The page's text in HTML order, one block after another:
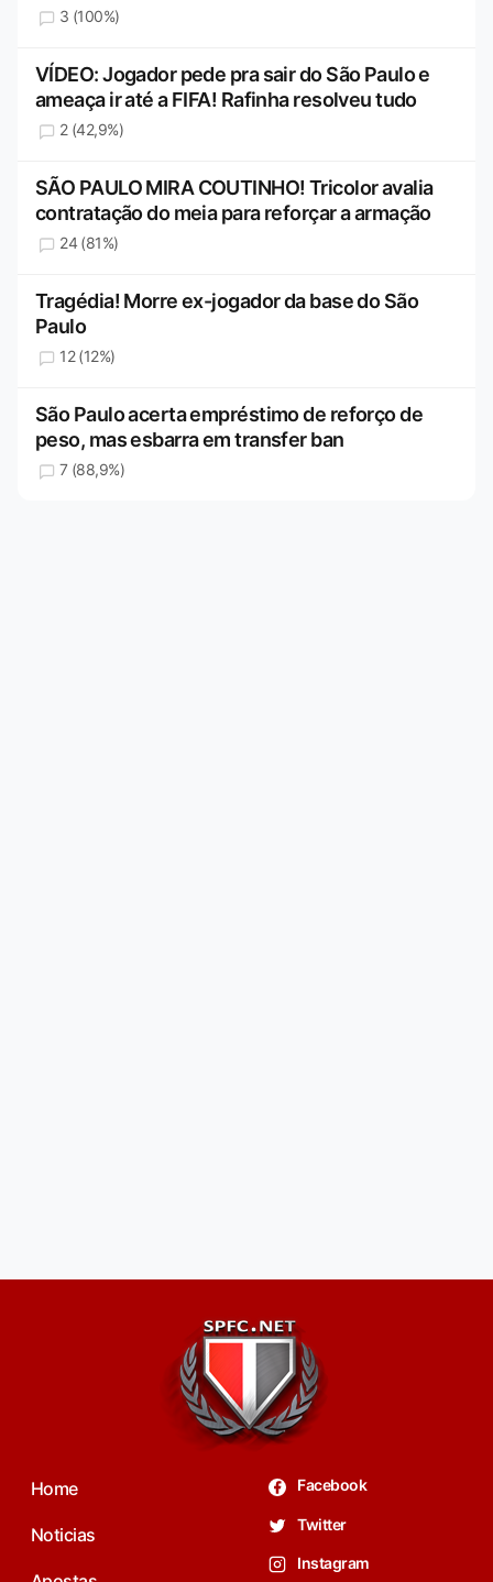
3 (100%)
VÍDEO: Jogador pede pra sair do São Paulo e
ameaça ir até a FIFA! Rafinha resolveu tudo
2 (42,9%)
SÃO PAULO MIRA COUTINHO! Tricolor avalia
contratação do meia para reforçar a armação
24 (81%)
Tragédia! Morre ex-jogador da base do São
Paulo
12 (12%)
São Paulo acerta empréstimo de reforço de
peso, mas esbarra em transfer ban
7 (88,9%)
Home
Noticias
Facebook
Twitter
Instagram